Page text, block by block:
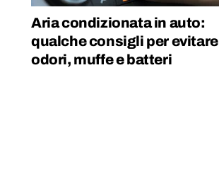
Aria condizionata in auto:
qualche consigli per evitare
odori, muffe e batteri